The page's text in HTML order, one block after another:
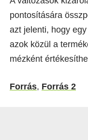
pontosítására
azt jelenti, hogy
azok közül a
mézként
Forrás, Forrás 2